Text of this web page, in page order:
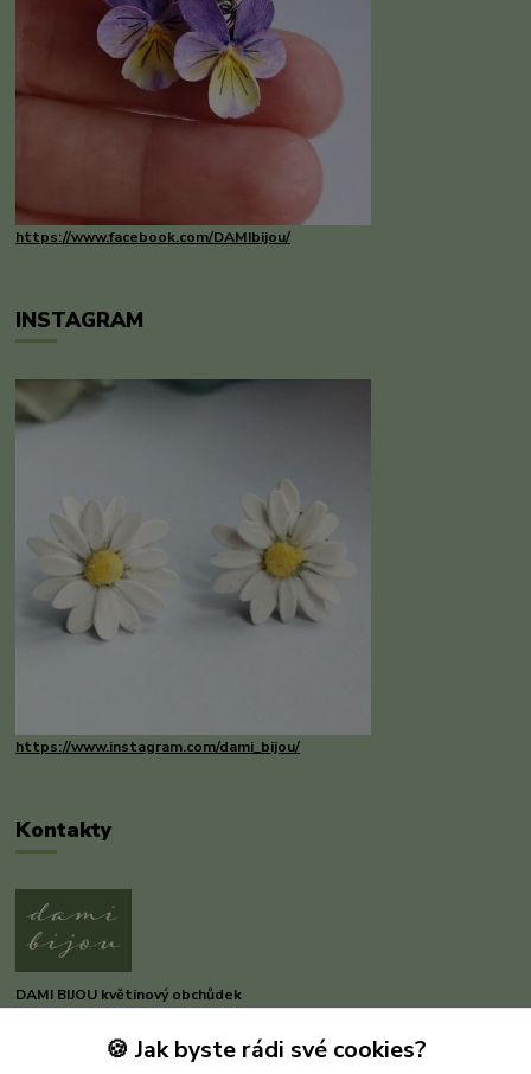
https://www.facebook.com/DAMIbijou/
INSTAGRAM
https://www.instagram.com/dami_bijou/
Kontakty
DAMI BIJOU květinový obchůdek
Dana Michnerová🍪 Jak byste rádi své cookies?